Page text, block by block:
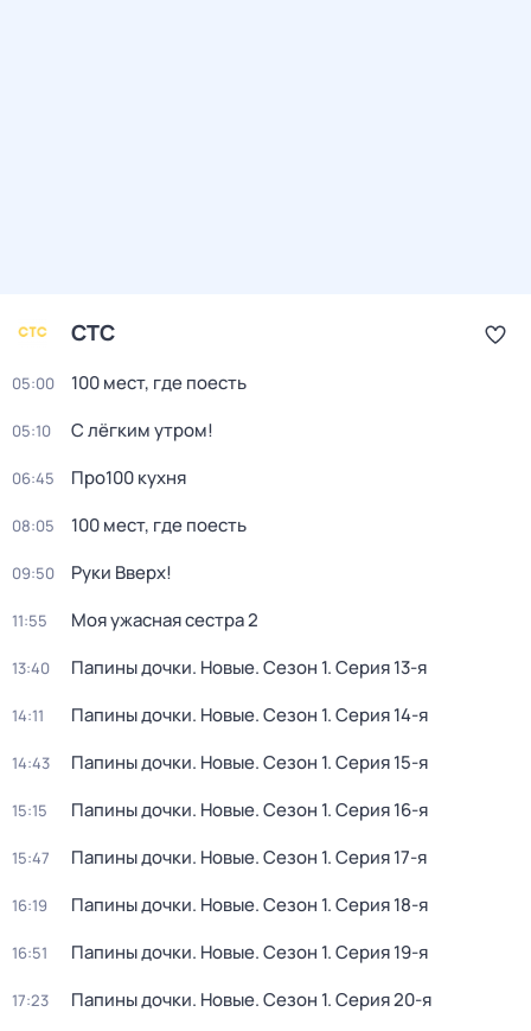
СТС
05:00 100 мест, где поесть
05:10 С лёгким утром!
06:45 Про100 кухня
08:05 100 мест, где поесть
09:50 Руки Вверх!
11:55 Моя ужасная сестра 2
13:40 Папины дочки. Новые. Сезон 1. Серия 13-я
14:11 Папины дочки. Новые. Сезон 1. Серия 14-я
14:43 Папины дочки. Новые. Сезон 1. Серия 15-я
15:15 Папины дочки. Новые. Сезон 1. Серия 16-я
15:47 Папины дочки. Новые. Сезон 1. Серия 17-я
16:19 Папины дочки. Новые. Сезон 1. Серия 18-я
16:51 Папины дочки. Новые. Сезон 1. Серия 19-я
17:23 Папины дочки. Новые. Сезон 1. Серия 20-я